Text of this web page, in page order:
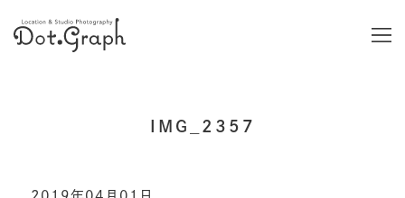
IMG_2357